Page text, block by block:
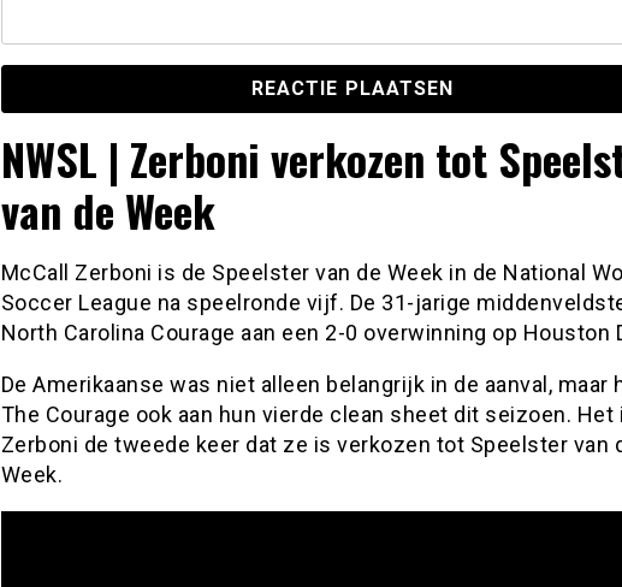
NWSL | Zerboni verkozen tot
van de Week
McCall Zerboni is de Speelster van de Week in de National
Soccer League na speelronde vijf. De 31-jarige
North Carolina Courage aan een 2-0 overwinning op Houston
De Amerikaanse was niet alleen belangrijk in de aanval, maar
The Courage ook aan hun vierde clean sheet dit seizoen. Het
Zerboni de tweede keer dat ze is verkozen tot Speelster van
Week.